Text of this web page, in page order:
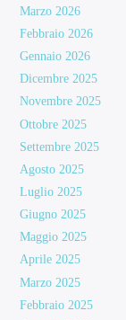
Marzo 2026
Febbraio 2026
Gennaio 2026
Dicembre 2025
Novembre 2025
Ottobre 2025
Settembre 2025
Agosto 2025
Luglio 2025
Giugno 2025
Maggio 2025
Aprile 2025
Marzo 2025
Febbraio 2025